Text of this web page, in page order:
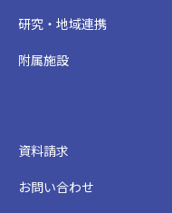
研究・地域連携
附属施設
資料請求
お問い合わせ